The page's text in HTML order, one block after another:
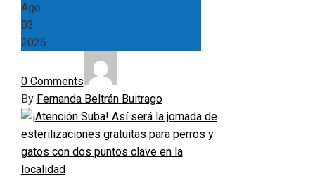
Ago
03
2026
0 Comments
By Fernanda Beltrán Buitrago